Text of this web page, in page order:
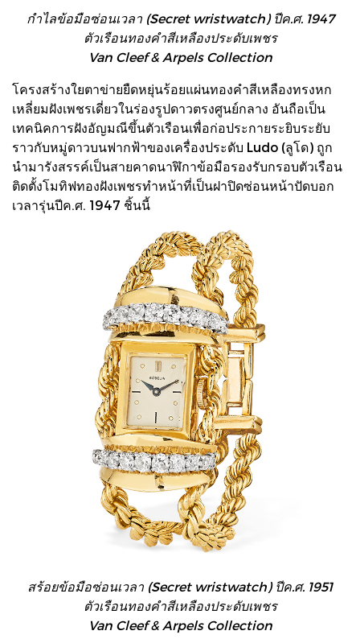
กำไลข้อมือซ่อนเวลา (Secret wristwatch) ปีค.ศ. 1947
ตัวเรือนทองคำสีเหลืองประดับเพชร
Van Cleef & Arpels Collection
โครงสร้างใยตาข่ายยืดหยุ่นร้อยแผ่นทองคำสีเหลืองทรงหก
เหลี่ยมฝังเพชรเดี่ยวในร่องรูปดาวตรงศูนย์กลาง อันถือเป็น
เทคนิคการฝังอัญมณีขึ้นตัวเรือนเพื่อก่อประกายระยิบระยับ
ราวกับหมู่ดาวบนฟากฟ้าของเครื่องประดับ Ludo (ลูโด) ถูก
นำมารังสรรค์เป็นสายคาดนาฬิกาข้อมือรองรับกรอบตัวเรือน
ติดตั้งโมทิฟทองฝังเพชรทำหน้าที่เป็นฝาปิดซ่อนหน้าปัดบอก
เวลารุ่นปีค.ศ. 1947 ชิ้นนี้
สร้อยข้อมือซ่อนเวลา (Secret wristwatch) ปีค.ศ. 1951
ตัวเรือนทองคำสีเหลืองประดับเพชร
Van Cleef & Arpels Collection